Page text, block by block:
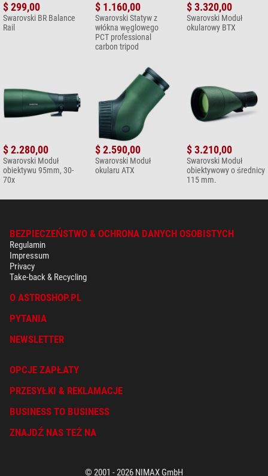
$ 299,00
Swarovski BR Balance
Rail
$ 1.160,00
Swarovski Statyw z
włókna węglowego
PCT professional
carbon tripod
$ 3.320,00
Swarovski Moduł
okularowy BTX
$ 2.280,00
Swarovski Moduł
obiektywu 95mm, 30-
70x
$ 2.590,00
Swarovski Moduł
okularu ATX
$ 3.210,00
Swarovski Moduł
obiektywowy o średnicy
115 mm.
BEZPIECZEŃSTWO & OCHRONA DANYCH OSOBISTYCH
Regulamin
Impressum
Privacy
Take-back & Recycling
O ASTROSHOP.PL
PYTANIA
NEWSLETTER
OPCJE ZAPŁATY
PRZESYŁKI & REKLAMACJE
BUSINESS TO BUSINESS
ZNAJDŹ NAS TEŻ NA
© 2001 - 2026 NIMAX GmbH